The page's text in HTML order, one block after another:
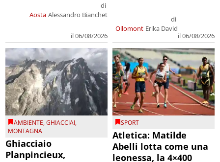
Aosta
di
Alessandro Bianchet
il 06/08/2026
Ollomont
di
Erika David
il 06/08/2026
AMBIENTE,GHIACCIAI,
MONTAGNA
Ghiacciaio
Planpincieux,
SPORT
Atletica: Matilde
Abelli lotta come una
leonessa, la 4×400